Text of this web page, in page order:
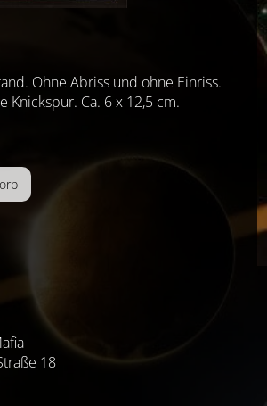
Ohne Abriss und ohne Einriss.
Knickspur. Ca. 6 x 12,5 cm.
18